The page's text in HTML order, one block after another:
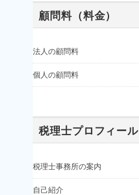
顧問料（料金）
法人の顧問料
個人の顧問料
税理士プロフィール
税理士事務所の案内
自己紹介